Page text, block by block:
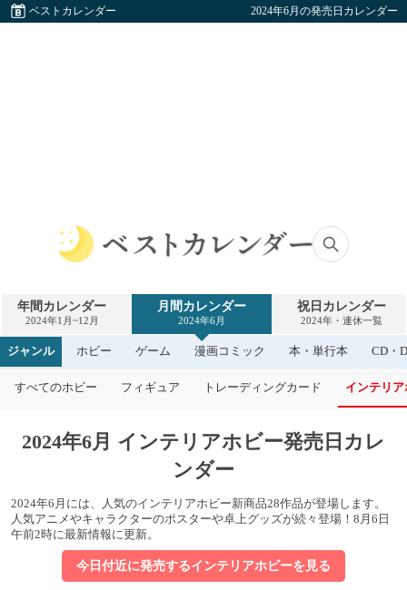
ベストカレンダー 2024年6月の発売日カレンダー
ト
カ
年間カレンダー
2024年1月~12月
月間カレンダー
2024年6月
祝日カレンダー
2024年・連休一覧
ジャンル ホビー ゲーム 漫画コミック 本・単行本 CD・
すべてのホビー フィギュア トレーディングカード インテリ
2024年6月 インテリアホビー発売日カレ
ンダー
2024年6月には、人気のインテリアホビー新商品28作品が登場します。
人気アニメやキャラクターのポスターや卓上グッズが続々登場！ 8月6日
午前2時に最新情報に更新。
今日付近に発売するインテリアホビーを見る